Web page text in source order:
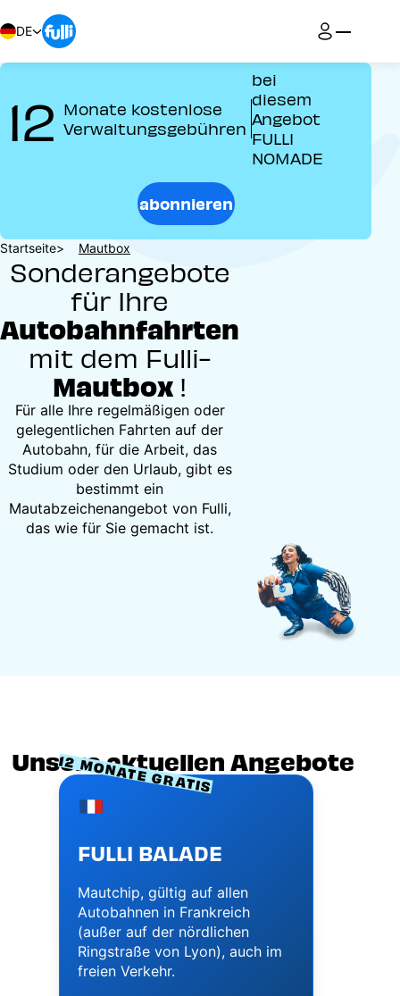
zum
DE
12 Monate kostenlose
Verwaltungsgebühren
bei
diesem
Angebot
FULLI
NOMADE
abonnieren
Pfadnavigation
Startseite Mautbox
Sonderangebote
für Ihre
Autobahnfahrten
mit dem Fulli-
Mautbox !
Für alle Ihre regelmäßigen oder
gelegentlichen Fahrten auf der
Autobahn, für die Arbeit, das
Studium oder den Urlaub, gibt es
bestimmt ein
Mautabzeichenangebot von Fulli,
das wie für Sie gemacht ist.
Unsere aktuellen Angebote
12 MONATE GRATIS
Image
FULLI BALADE
Mautchip, gültig auf allen
Autobahnen in Frankreich
(außer auf der nördlichen
Ringstraße von Lyon), auch im
freien Verkehr.